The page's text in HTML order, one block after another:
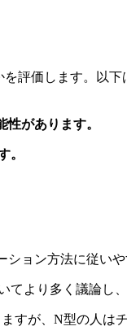
評価します。以
があります。
。
ョン方法に従いや
より多く議論し
すが、N型の人